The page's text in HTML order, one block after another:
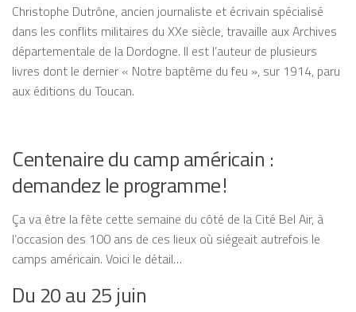
Christophe Dutrône, ancien journaliste et écrivain spécialisé
dans les conflits militaires du XXe siècle, travaille aux Archives
départementale de la Dordogne. Il est l’auteur de plusieurs
livres dont le dernier « Notre baptême du feu », sur 1914, paru
aux éditions du Toucan.
Centenaire du camp américain :
demandez le programme !
Ça va être la fête cette semaine du côté de la Cité Bel Air, à
l’occasion des 100 ans de ces lieux où siégeait autrefois le
camps américain. Voici le détail…
Du 20 au 25 juin